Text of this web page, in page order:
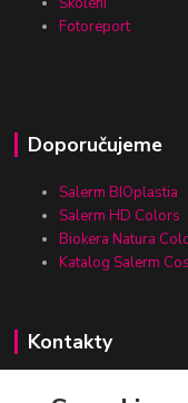
Fotoreport
Doporučujeme
Salerm BIOplastia
Salerm HD Colors
Biokera Natura
Katalog Salerm
Kontakty